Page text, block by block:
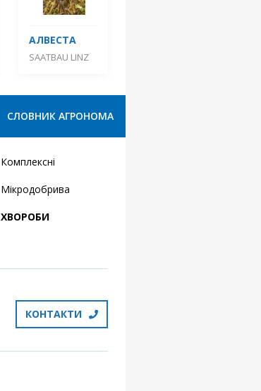
АЛВЕСТА
SAATBAU LINZ
СЛОВНИК АГРОНОМА
Комплексні
Мікродобрива
ХВОРОБИ
КОНТАКТИ